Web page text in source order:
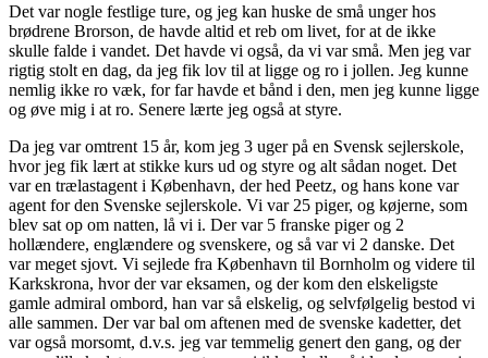
Det var nogle festlige ture, og jeg kan huske de små unger hos
brødrene Brorson, de havde altid et reb om livet, for at de ikke
skulle falde i vandet. Det havde vi også, da vi var små. Men jeg var
rigtig stolt en dag, da jeg fik lov til at ligge og ro i jollen. Jeg kunne
nemlig ikke ro væk, for far havde et bånd i den, men jeg kunne ligge
og øve mig i at ro. Senere lærte jeg også at styre.
Da jeg var omtrent 15 år, kom jeg 3 uger på en Svensk sejlerskole,
hvor jeg fik lært at stikke kurs ud og styre og alt sådan noget. Det
var en trælastagent i København, der hed Peetz, og hans kone var
agent for den Svenske sejlerskole. Vi var 25 piger, og køjerne, som
blev sat op om natten, lå vi i. Der var 5 franske piger og 2
hollændere, englændere og svenskere, og så var vi 2 danske. Det
var meget sjovt. Vi sejlede fra København til Bornholm og videre til
Karkskrona, hvor der var eksamen, og der kom den elskeligste
gamle admiral ombord, han var så elskelig, og selvfølgelig bestod vi
alle sammen. Der var bal om aftenen med de svenske kadetter, det
var også morsomt, d.v.s. jeg var temmelig genert den gang, og der